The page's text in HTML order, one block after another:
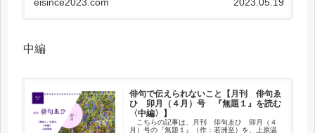
の椅子に笠置く春日かな ゑひの読者...
eisince2023.com 2023.05.19
中編
俳句で伝えられないこと【月刊 俳句ゑ
ひ 卯月（４月）号 『無題１』を読む
〈中編〉】
こちらの記事は、月刊 俳句ゑひ 卯月（４
月）号の『無題１』（作：若洲至）を、上原温